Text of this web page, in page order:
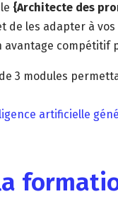
{Architecte des
de les adapter à
avantage compétitif
3 modules
artificielle